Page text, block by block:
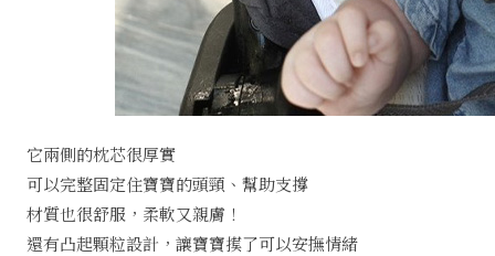
它兩側的枕芯很厚實
可以完整固定住寶寶的頭頸、幫助支撐
材質也很舒服，柔軟又親膚！
還有凸起顆粒設計，讓寶寶摸了可以安撫情緒